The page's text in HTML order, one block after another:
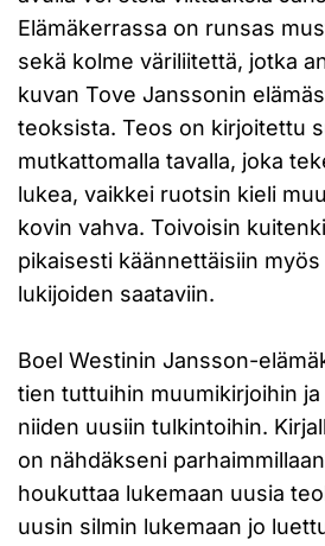
Elämäkerrassa on runsas
sekä kolme väriliitettä, jotka
kuvan Tove Janssonin
teoksista. Teos on kirjoitettu
mutkattomalla tavalla, joka
lukea, vaikkei ruotsin kieli
kovin vahva. Toivoisin
pikaisesti käännettäisiin
lukijoiden saataviin.
Boel Westinin Jansson-
tien tuttuihin muumikirjoihin ja
niiden uusiin tulkintoihin.
on nähdäkseni
houkuttaa lukemaan uusia
uusin silmin lukemaan jo